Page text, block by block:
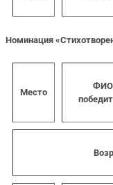
Номинация
Место
ФИО